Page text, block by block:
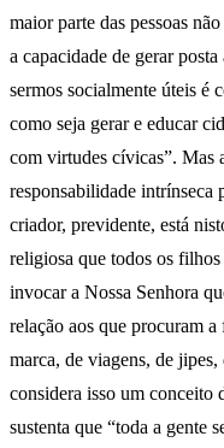
maior parte das pessoas
a capacidade de gerar
sermos socialmente úteis é
como seja gerar e educar
com virtudes cívicas”. Mas
responsabilidade intrínseca
criador, previdente, está
religiosa que todos os
invocar a Nossa Senhora
relação aos que procuram
marca, de viagens, de
considera isso um conceito
sustenta que “toda a gente